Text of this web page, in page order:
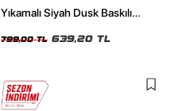
Yıkamalı Siyah Dusk Baskılı
799,00 TL 639,20 TL